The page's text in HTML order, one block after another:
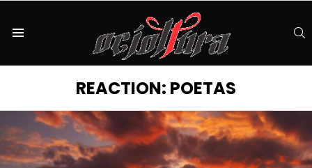
REACTION: POETAS